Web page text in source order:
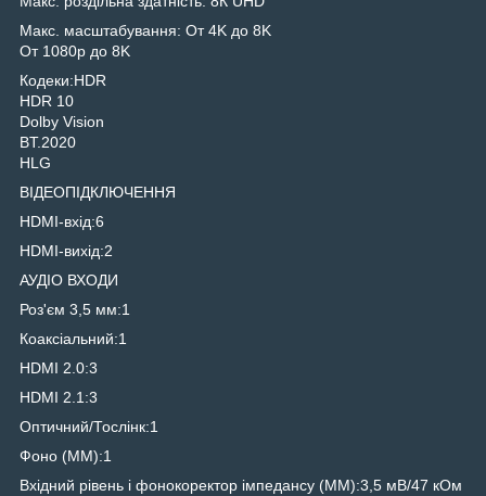
Макс. масштабування: От 4K до 8K
От 1080p до 8K
Кодеки:HDR
HDR 10
Dolby Vision
BT.2020
HLG
ВІДЕОПІДКЛЮЧЕННЯ
HDMI-вхід:6
HDMI-вихід:2
АУДІО ВХОДИ
Роз'єм 3,5 мм:1
Коаксіальний:1
HDMI 2.0:3
HDMI 2.1:3
Оптичний/Тослінк:1
Фоно (ММ):1
Вхідний рівень і фонокоректор імпедансу (ММ):3,5 мВ/47 кОм